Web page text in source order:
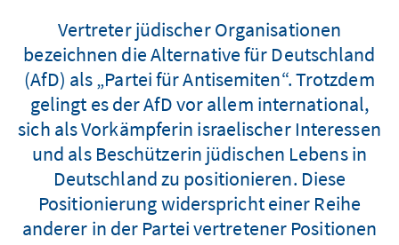
Vertreter jüdischer Organisationen
bezeichnen die Alternative für Deutschland
(AfD) als „Partei für Antisemiten“. Trotzdem
gelingt es der AfD vor allem international,
sich als Vorkämpferin israelischer Interessen
und als Beschützerin jüdischen Lebens in
Deutschland zu positionieren. Diese
Positionierung widerspricht einer Reihe
anderer in der Partei vertretener Positionen